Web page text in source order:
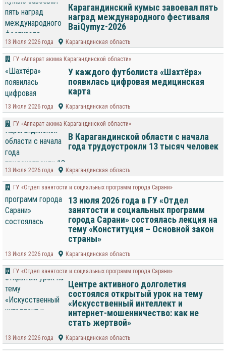
Карагандинский кумыс завоевал пять
наград международного фестиваля
BaiQymyz-2026
13 Июля 2026 года Карагандинская область
ГУ «Аппарат акима Карагандинской области»
У каждого футболиста «Шахтёра»
появилась цифровая медицинская
карта
13 Июля 2026 года Карагандинская область
ГУ «Аппарат акима Карагандинской области»
В Карагандинской области с начала
года трудоустроили 13 тысяч человек
13 Июля 2026 года Карагандинская область
ГУ «Отдел занятости и социальных программ города Сарани»
13 июля 2026 года в ГУ «Отдел
занятости и социальных программ
города Сарани» состоялась лекция на
тему «Конституция – Основной закон
страны»
13 Июля 2026 года Карагандинская область
ГУ «Отдел занятости и социальных программ города Сарани»
Центре активного долголетия
состоялся открытый урок на тему
«Искусственный интеллект и
интернет-мошенничество: как не
стать жертвой»
13 Июля 2026 года Карагандинская область